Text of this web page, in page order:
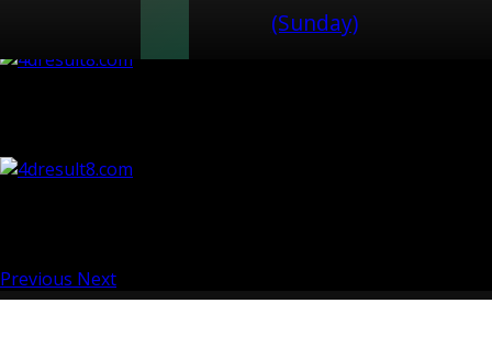
(Sunday)
Previous Next